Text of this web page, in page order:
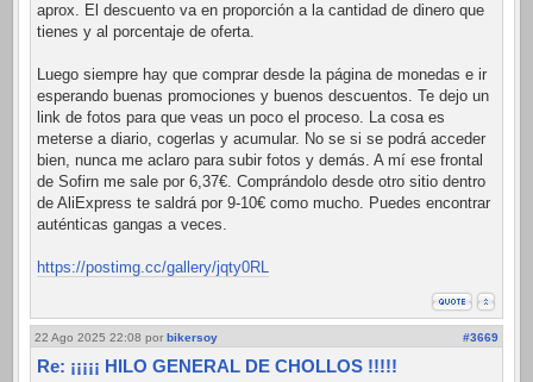
aprox. El descuento va en proporción a la cantidad de dinero que
tienes y al porcentaje de oferta.
Luego siempre hay que comprar desde la página de monedas e ir
esperando buenas promociones y buenos descuentos. Te dejo un
link de fotos para que veas un poco el proceso. La cosa es
meterse a diario, cogerlas y acumular. No se si se podrá acceder
bien, nunca me aclaro para subir fotos y demás. A mí ese frontal
de Sofirn me sale por 6,37€. Comprándolo desde otro sitio dentro
de AliExpress te saldrá por 9-10€ como mucho. Puedes encontrar
auténticas gangas a veces.
https://postimg.cc/gallery/jqty0RL
22 Ago 2025 22:08 por bikersoy #3669
Re: ¡¡¡¡¡ HILO GENERAL DE CHOLLOS !!!!!